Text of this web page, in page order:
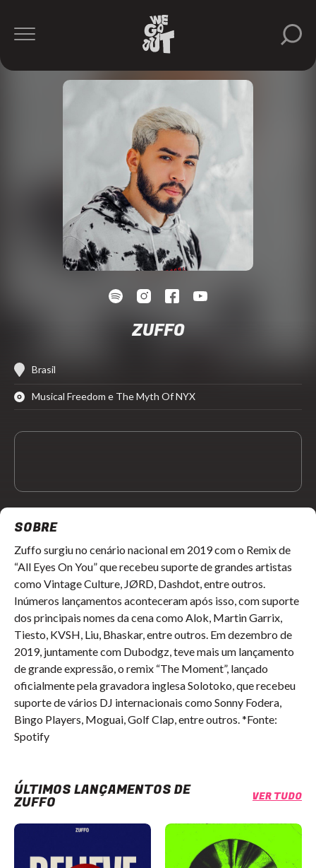
ZUFFO
Brasil
Musical Freedom e The Myth Of NYX
SOBRE
Zuffo surgiu no cenário nacional em 2019 com o Remix de
“All Eyes On You” que recebeu suporte de grandes artistas
como Vintage Culture, JØRD, Dashdot, entre outros.
Inúmeros lançamentos aconteceram após isso, com suporte
dos principais nomes da cena como Alok, Martin Garrix,
Tiesto, KVSH, Liu, Bhaskar, entre outros. Em dezembro de
2019, juntamente com Dubodgz, teve mais um lançamento
de grande expressão, o remix “The Moment”, lançado
oficialmente pela gravadora inglesa Solotoko, que recebeu
suporte de vários DJ internacionais como Sonny Fodera,
Bingo Players, Moguai, Golf Clap, entre outros. *Fonte:
Spotify
ÚLTIMOS LANÇAMENTOS DE
ZUFFO VER TUDO